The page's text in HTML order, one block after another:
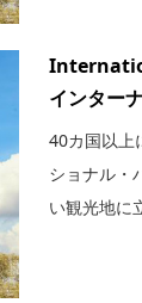
インター
40カ国以上
ショナル・
い観光地に